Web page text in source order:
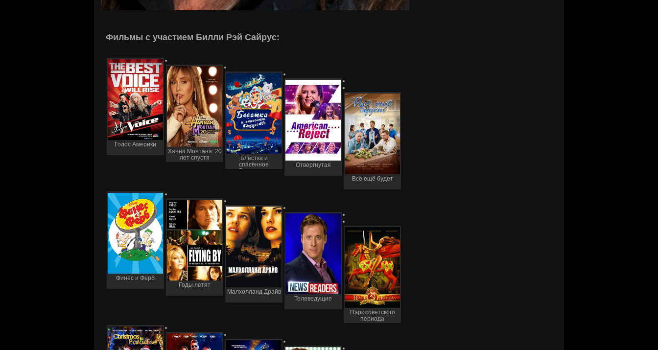
Фильмы с участием Билли Рэй Сайрус:
Голос Америки
Ханна Монтана: 20
лет спустя
Блёстка и
спасённое
Рождество
Отвергнутая
Всё ещё будет
Финес и Ферб
Годы летят
Малхолланд Драйв
Телеведущие
Парк советского
периода